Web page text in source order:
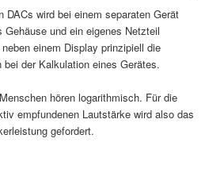
DACs wird bei einem separaten Gerät
und ein eigenes Netzteil
einem Display prinzipiell die
der Kalkulation eines Gerätes.
hören logarithmisch. Für die
empfundenen Lautstärke wird also das
gefordert.